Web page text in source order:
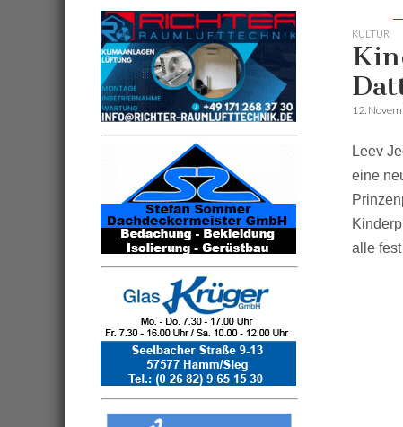
KULTUR
12.
Leev
eine
alle